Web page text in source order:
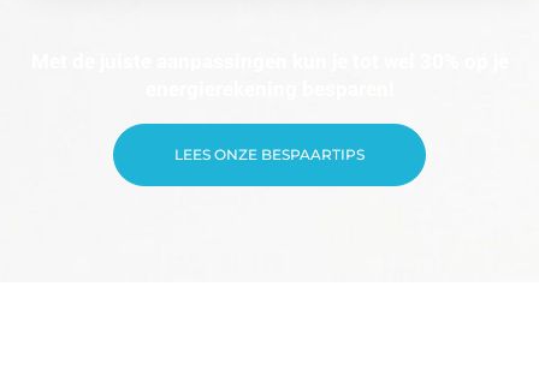
LEES ONZE BESPAARTIPS